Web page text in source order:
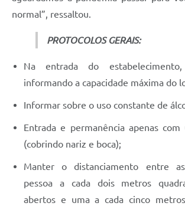
normal”, ressaltou.
PROTOCOLOS GERAIS:
Na entrada do
informando a capacidade máxima do
Informar sobre o uso constante de
Entrada e permanência apenas com
(cobrindo nariz e boca);
Manter o distanciamento entre
pessoa a cada dois metros
abertos e uma a cada cinco